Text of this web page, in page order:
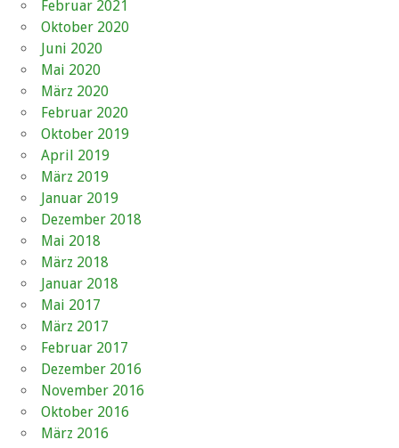
Februar 2021
Oktober 2020
Juni 2020
Mai 2020
März 2020
Februar 2020
Oktober 2019
April 2019
März 2019
Januar 2019
Dezember 2018
Mai 2018
März 2018
Januar 2018
Mai 2017
März 2017
Februar 2017
Dezember 2016
November 2016
Oktober 2016
März 2016